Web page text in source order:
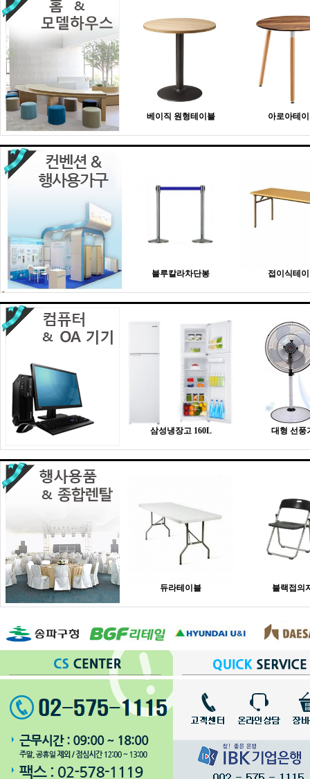
베이직 원형테이블 아로아테
블루칼라차단봉 접이식테
삼성냉장고 160L 대형 선풍
듀라테이블 블랙접의